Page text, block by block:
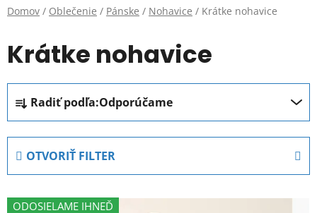
Domov / Oblečenie / Pánske / Nohavice / Krátke nohavice
Krátke nohavice
R
a
d
e
n
e
Radiť podľa:Odporúčame
OTVORIŤ FILTER
VODOSIELAME IHNEĎ